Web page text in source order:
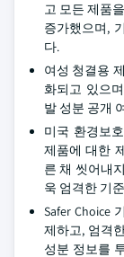
고 모든 제품
증가했으며,
다.
여성 청결용
화되고 있으
발 성분 공개
미국 환경보
제품에 대한
른 채 씻어내
욱 엄격한 기
Safer Choice
제하고, 엄격
성분 정보를